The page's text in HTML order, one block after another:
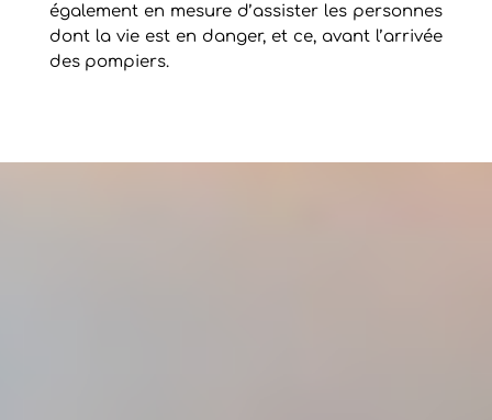
également en mesure d’assister les personnes
dont la vie est en danger, et ce, avant l’arrivée
des pompiers.